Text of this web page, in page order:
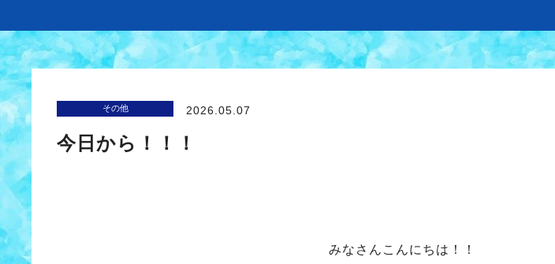
その他 2026.05.07
今日から！！！
みなさんこんにちは！！